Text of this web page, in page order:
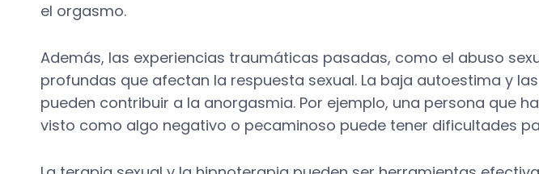
el orgasmo.
Además, las experiencias traumáticas pasadas, como el abuso
profundas que afectan la respuesta sexual. La baja autoestima y
pueden contribuir a la anorgasmia. Por ejemplo, una persona que
visto como algo negativo o pecaminoso puede tener dificultades